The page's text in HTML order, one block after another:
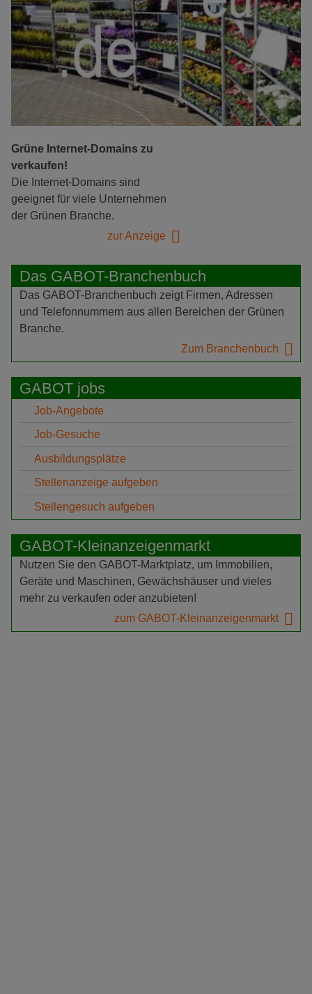
Grüne Internet-Domains zu
verkaufen!
Die Internet-Domains sind
geeignet für viele Unternehmen
der Grünen Branche.
zur Anzeige
Das GABOT-Branchenbuch
Das GABOT-Branchenbuch zeigt Firmen, Adressen
und Telefonnummern aus allen Bereichen der Grünen
Branche.
Zum Branchenbuch
GABOT jobs
Job-Angebote
Job-Gesuche
Ausbildungsplätze
Stellenanzeige aufgeben
Stellengesuch aufgeben
GABOT-Kleinanzeigenmarkt
Nutzen Sie den GABOT-Marktplatz, um Immobilien,
Geräte und Maschinen, Gewächshäuser und vieles
mehr zu verkaufen oder anzubieten!
zum GABOT-Kleinanzeigenmarkt